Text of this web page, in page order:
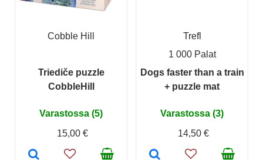
Cobble Hill
Triediče puzzle
CobbleHill
Varastossa (5)
15,00 €
Trefl
1 000 Palat
Dogs faster than a train
+ puzzle mat
Varastossa (3)
14,50 €